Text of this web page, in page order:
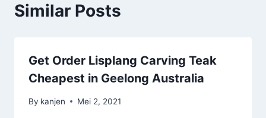
Similar Posts
Get Order Lisplang Carving Teak
Cheapest in Geelong Australia
By kanjen Mei 2, 2021